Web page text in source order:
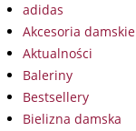
adidas
Akcesoria damskie
Aktualności
Baleriny
Bestsellery
Bielizna damska